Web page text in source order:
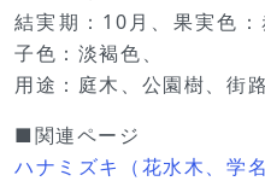
結実期：10月、果実色
子色：淡褐色、
用途：庭木、公園樹、街
■関連ページ
ハナミズキ（花水木、学